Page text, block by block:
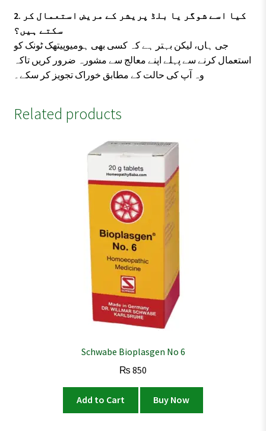
2. کیا اسے شوگر یا بلڈ پریشر کے مریض استعمال کر
سکتے ہیں؟
جی ہاں، لیکن بہتر ہے کہ کسی بھی ہومیوپیتھک ٹونک کو
استعمال کرنے سے پہلے اپنے معالج سے مشورہ ضرور کریں تاکہ
وہ آپ کی حالت کے مطابق خوراک تجویز کر سکے۔
Related products
Schwabe Bioplasgen No 6
₨ 850
Add to Cart Buy Now